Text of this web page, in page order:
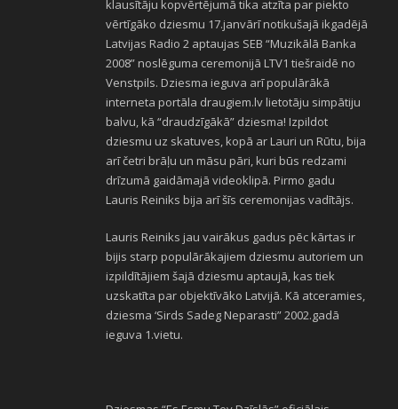
klausītāju kopvērtējumā tika atzīta par piekto
vērtīgāko dziesmu 17.janvārī notikušajā ikgadējā
Latvijas Radio 2 aptaujas SEB “Muzikālā Banka
2008” noslēguma ceremonijā LTV1 tiešraidē no
Venstpils. Dziesma ieguva arī populārākā
interneta portāla draugiem.lv lietotāju simpātiju
balvu, kā “draudzīgākā” dziesma! Izpildot
dziesmu uz skatuves, kopā ar Lauri un Rūtu, bija
arī četri brāļu un māsu pāri, kuri būs redzami
drīzumā gaidāmajā videoklipā. Pirmo gadu
Lauris Reiniks bija arī šīs ceremonijas vadītājs.
Lauris Reiniks jau vairākus gadus pēc kārtas ir
bijis starp populārākajiem dziesmu autoriem un
izpildītājiem šajā dziesmu aptaujā, kas tiek
uzskatīta par objektīvāko Latvijā. Kā atceramies,
dziesma ‘Sirds Sadeg Neparasti” 2002.gadā
ieguva 1.vietu.